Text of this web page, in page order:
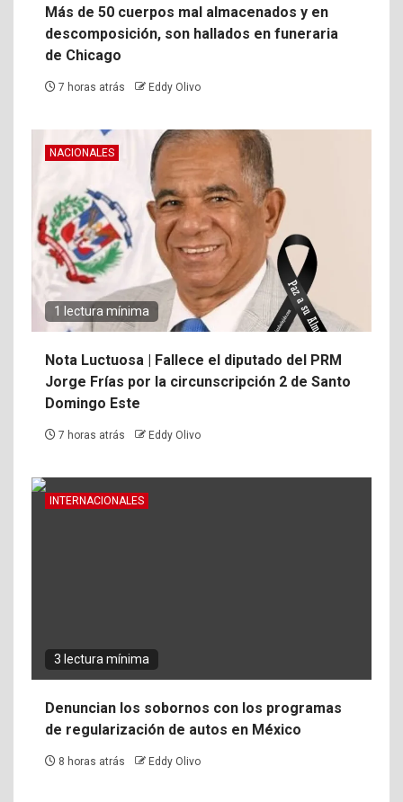
Más de 50 cuerpos mal almacenados y en
descomposición, son hallados en funeraria
de Chicago
7 horas atrás Eddy Olivo
NACIONALES
1 lectura mínima
Nota Luctuosa | Fallece el diputado del PRM
Jorge Frías por la circunscripción 2 de Santo
Domingo Este
7 horas atrás Eddy Olivo
INTERNACIONALES
3 lectura mínima
Denuncian los sobornos con los programas
de regularización de autos en México
8 horas atrás Eddy Olivo